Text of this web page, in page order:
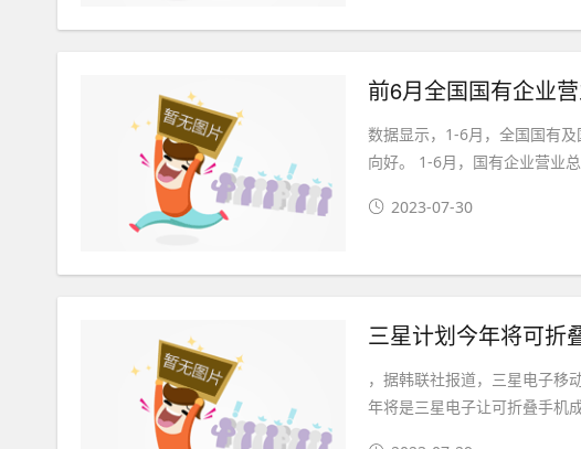
前6月全国国有企业
数据显示，1-6月，全国国有
向好。 1-6月，国有企业营业
2023-07-30
三星计划今年将可折
，据韩联社报道，三星电子移
年将是三星电子让可折叠手机